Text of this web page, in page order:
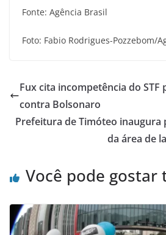
Fonte: Agência Brasil
Foto: Fabio Rodrigues-Pozzebom/
Fux cita incompetência do STF
contra Bolsonaro
Prefeitura de Timóteo inaugura
da área de
Você pode gostar